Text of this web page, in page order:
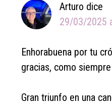
Arturo dice
29/03/2025
Enhorabuena por tu
gracias, como
Gran triunfo en una